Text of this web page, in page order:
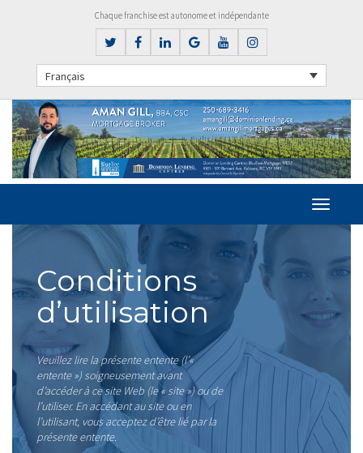
Chaque franchise est autonome et indépendante
Français
Conditions
d’utilisation
Veuillez lire la présente entente (l’«
entente ») soigneusement avant
d’accéder à ce site Web (le « site ») ou de
l’utiliser. En accédant au site ou en
l’utilisant, vous acceptez d’être lié par la
présente entente.